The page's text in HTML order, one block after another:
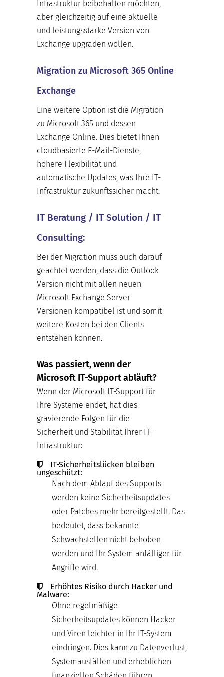
Infrastruktur beibehalten möchten,
aber gleichzeitig auf eine aktuelle
und leistungsstarke Version von
Exchange upgraden wollen.
Migration zu Microsoft 365 Online
Exchange
Eine weitere Option ist die Migration
zu Microsoft 365 und dessen
Exchange Online. Dies bietet Ihnen
cloudbasierte E-Mail-Dienste,
höhere Flexibilität und
automatische Updates, was Ihre IT-
Infrastruktur zukunftssicher macht.
IT Beratung / IT Solution / IT
Consulting:
Bei der Migration muss auch darauf
geachtet werden, dass die Outlook
Version nicht mit allen neuen
Microsoft Exchange Server
Versionen kompatibel ist und somit
weitere Kosten bei den Clients
entstehen können.
Was passiert, wenn der
Microsoft IT-Support abläuft?
Wenn der Microsoft IT-Support für
Ihre Systeme endet, hat dies
gravierende Folgen für die
Sicherheit und Stabilität Ihrer IT-
Infrastruktur:
IT-Sicherheitslücken bleiben
ungeschützt:
Nach dem Ablauf des Supports
werden keine Sicherheitsupdates
oder Patches mehr bereitgestellt. Das
bedeutet, dass bekannte
Schwachstellen nicht behoben
werden und Ihr System anfälliger für
Angriffe wird.
Erhöhtes Risiko durch Hacker und
Malware:
Ohne regelmäßige
Sicherheitsupdates können Hacker
und Viren leichter in Ihr IT-System
eindringen. Dies kann zu Datenverlust,
Systemausfällen und erheblichen